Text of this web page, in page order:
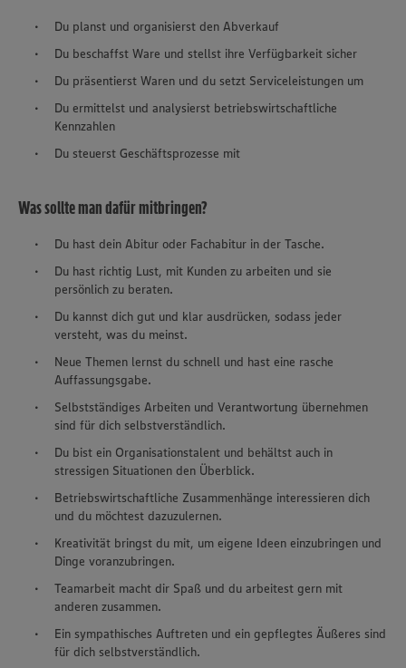
Du planst und organisierst den Abverkauf
Du beschaffst Ware und stellst ihre Verfügbarkeit sicher
Du präsentierst Waren und du setzt Serviceleistungen um
Du ermittelst und analysierst betriebswirtschaftliche
Kennzahlen
Du steuerst Geschäftsprozesse mit
Was sollte man dafür mitbringen?
Du hast dein Abitur oder Fachabitur in der Tasche.
Du hast richtig Lust, mit Kunden zu arbeiten und sie
persönlich zu beraten.
Du kannst dich gut und klar ausdrücken, sodass jeder
versteht, was du meinst.
Neue Themen lernst du schnell und hast eine rasche
Auffassungsgabe.
Selbstständiges Arbeiten und Verantwortung übernehmen
sind für dich selbstverständlich.
Du bist ein Organisationstalent und behältst auch in
stressigen Situationen den Überblick.
Betriebswirtschaftliche Zusammenhänge interessieren dich
und du möchtest dazuzulernen.
Kreativität bringst du mit, um eigene Ideen einzubringen und
Dinge voranzubringen.
Teamarbeit macht dir Spaß und du arbeitest gern mit
anderen zusammen.
Ein sympathisches Auftreten und ein gepflegtes Äußeres sind
für dich selbstverständlich.